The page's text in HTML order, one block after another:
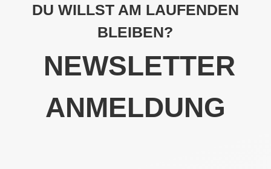
DU WILLST AM LAUFENDEN
BLEIBEN?
NEWSLETTER
ANMELDUNG